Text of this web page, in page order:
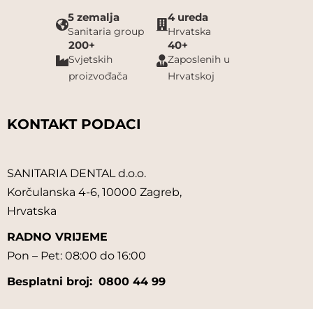
5 zemalja
Sanitaria group
4 ureda
Hrvatska
200+
Svjetskih
proizvođača
40+
Zaposlenih u
Hrvatskoj
KONTAKT PODACI
SANITARIA DENTAL d.o.o.
Korčulanska 4-6, 10000 Zagreb,
Hrvatska
RADNO VRIJEME
Pon – Pet: 08:00 do 16:00
Besplatni broj: 0800 44 99